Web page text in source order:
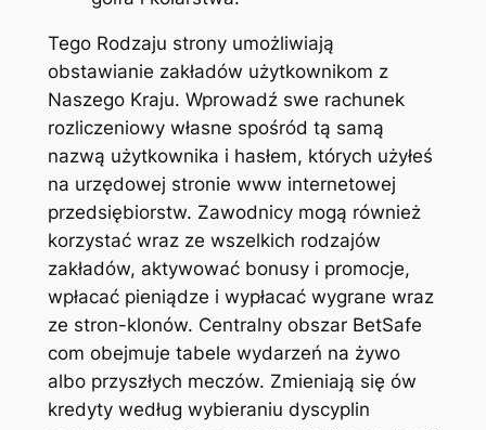
Tego Rodzaju strony umożliwiają
obstawianie zakładów użytkownikom z
Naszego Kraju. Wprowadź swe rachunek
rozliczeniowy własne spośród tą samą
nazwą użytkownika i hasłem, których użyłeś
na urzędowej stronie www internetowej
przedsiębiorstw. Zawodnicy mogą również
korzystać wraz ze wszelkich rodzajów
zakładów, aktywować bonusy i promocje,
wpłacać pieniądze i wypłacać wygrane wraz
ze stron-klonów. Centralny obszar BetSafe
com obejmuje tabele wydarzeń na żywo
albo przyszłych meczów. Zmieniają się ów
kredyty według wybieraniu dyscyplin